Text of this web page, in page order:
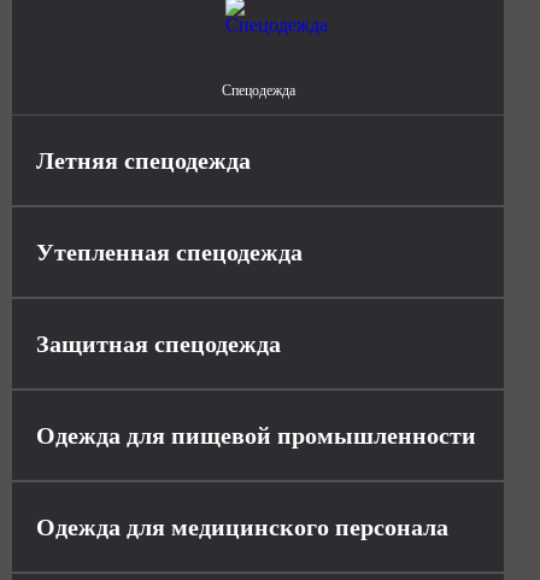
Спецодежда
Летняя спецодежда
Утепленная спецодежда
Защитная спецодежда
Одежда для пищевой промышленности
Одежда для медицинского персонала